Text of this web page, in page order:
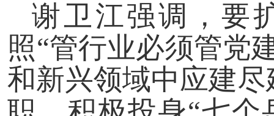
谢卫江强调，要
照“管行业必须管党
和新兴领域中应建